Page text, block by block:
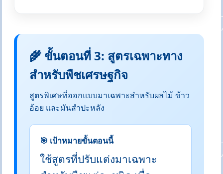
🌾 ขั้นตอนที่ 3: สูตรเฉพาะทาง
สำหรับพืชเศรษฐกิจ
สูตรพิเศษที่ออกแบบมาเฉพาะสำหรับผลไม้ ข้าว
อ้อย และมันสำปะหลัง
🎯 เป้าหมายขั้นตอนนี้
ใช้สูตรที่ปรับแต่งมาเฉพาะ